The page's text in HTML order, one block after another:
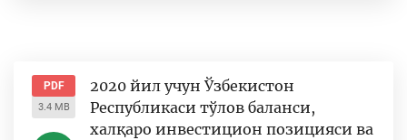
PDF
3.4 MB
2020 йил учун Ўзбекистон
Республикаси тўлов баланси,
халқаро инвестицион позицияси ва